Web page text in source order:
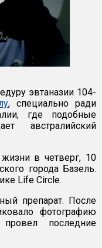
эвтаназии 104-
, специально ради
где подобные
австралийский
в четверг, 10
города Базель.
Life Circle.
препарат. После
фотографию
последние